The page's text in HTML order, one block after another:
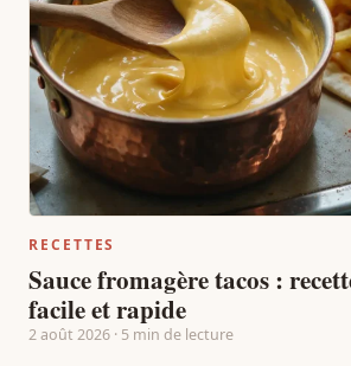
RECETTES
Sauce fromagère tacos :
facile et rapide
2 août 2026 · 5 min de lecture